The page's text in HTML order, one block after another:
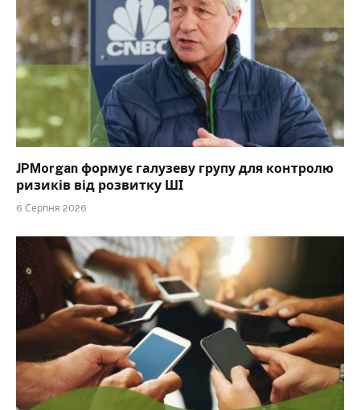
JPMorgan формує галузеву групу для контролю
ризиків від розвитку ШІ
6 Серпня 2026